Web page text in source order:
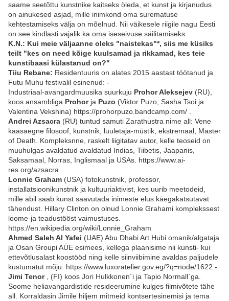
saame seetõttu kunstnike kaitseks öleda, et kunst ja kirjanudus
on ainukesed asjad, mille inimkond oma surematuse
kehtestamiseks välja on mõelnud. Nii väikesele riigile nagu Eesti
on see kindlasti vajalik ka oma iseseivuse säilitamiseks.
K.N.: Kui meie väljaanne oleks "naistekas"*, siis me küsiks
teilt "kes on need kõige kuulsamad ja rikkamad, kes teie
kunstibaasi külastanud on?"
Tiiu Rebane: Residentuuris on alates 2015 aastast töötanud ja
Futu Muhu festivalil esinenud: -
Industriaal-avangardmuusika suurkuju Prohor Aleksejev (RU),
koos ansambliga Prohor ja Puzo (Viktor Puzo, Sasha Tsoi ja
Valentina Vekshina) https://prohorpuzo.bandcamp.com/ .
Andrei Azsacra (RU) tuntud samuti Zarathustra nime all: Vene
kaasaegne filosoof, kunstnik, luuletaja-müstik, ekstremaal, Master
of Death. Kompleksnne, raskelt liigitatav autor, kelle teoseid on
muuhulgas avaldatud avaldatud Indias, Tiibetis, Jaapanis,
Saksamaal, Norras, Inglismaal ja USAs. https://www.ai-
res.org/azsacra .
Lonnie Graham (USA) fotokunstnik, professor,
installatsioonikunstnik ja kultuuriaktivist, kes uurib meetodeid,
mille abil saab kunst saavutada inimeste elus käegakatsutavat
tähendust. Hillary Clinton on olnud Lonnie Grahami komplekssest
loome-ja teadustööst vaimustuses.
https://en.wikipedia.org/wiki/Lonnie_Graham
Ahmed Saleh Al Yafei (UAE) Abu Dhabi Art Hubi omanik/algataja
ja Osan Groupi AÜE esimees, kellega plaanisime nii kunsti- kui
ettevõtlusalast koostööd ning kelle siinviibimine avaldas paljudele
kustumatut mõju. https://www.luxoratelier.gov.eg/?q=node/1622 -
Jimi Tenor
, (FI) koos Jori Hulkkonen´i ja Tapio Normall`ga.
Soome heliavangardistide resideerumine kulges filmivõtete tähe
all. Korraldasin Jimile hiljem mitmeid kontsertesinemisi ja tema